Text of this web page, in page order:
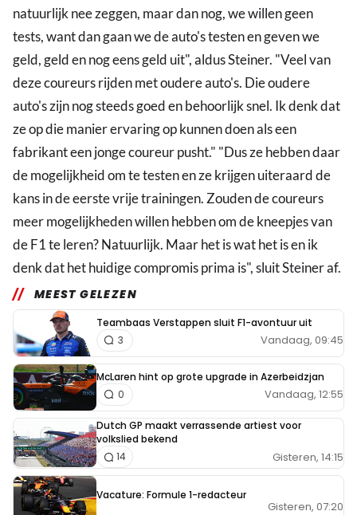
natuurlijk nee zeggen, maar dan nog, we willen geen
tests, want dan gaan we de auto's testen en geven we
geld, geld en nog eens geld uit", aldus Steiner. "Veel van
deze coureurs rijden met oudere auto's. Die oudere
auto's zijn nog steeds goed en behoorlijk snel. Ik denk dat
ze op die manier ervaring op kunnen doen als een
fabrikant een jonge coureur pusht." "Dus ze hebben daar
de mogelijkheid om te testen en ze krijgen uiteraard de
kans in de eerste vrije trainingen. Zouden de coureurs
meer mogelijkheden willen hebben om de kneepjes van
de F1 te leren? Natuurlijk. Maar het is wat het is en ik
denk dat het huidige compromis prima is", sluit Steiner af.
MEEST GELEZEN
Teambaas Verstappen sluit F1-avontuur uit
Vandaag, 09:45
3
McLaren hint op grote upgrade in Azerbeidzjan
Vandaag, 12:55
0
Dutch GP maakt verrassende artiest voor
volkslied bekend
Gisteren, 14:15
14
Vacature: Formule 1-redacteur
Gisteren, 07:20